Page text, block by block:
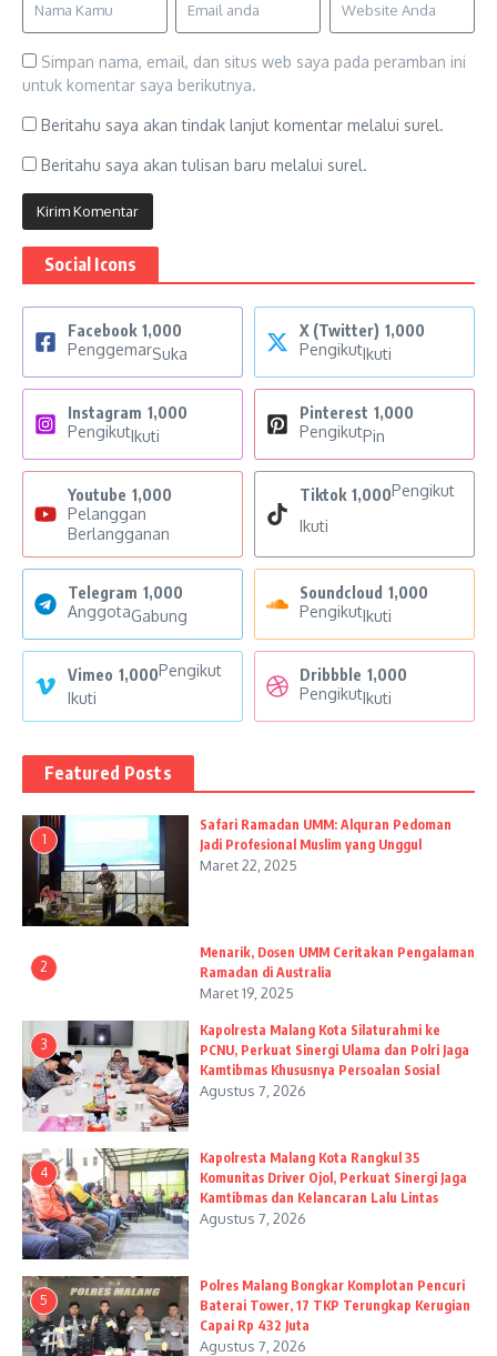
Simpan nama, email, dan situs web saya pada peramban ini
untuk komentar saya berikutnya.
Beritahu saya akan tindak lanjut komentar melalui surel.
Beritahu saya akan tulisan baru melalui surel.
Social Icons
Facebook 1,000
PenggemarSuka
X (Twitter) 1,000
PengikutIkuti
Instagram 1,000
PengikutIkuti
Pinterest 1,000
PengikutPin
Youtube 1,000
Pelanggan
Berlangganan
Tiktok 1,000Pengikut
Ikuti
Telegram 1,000
AnggotaGabung
Soundcloud 1,000
PengikutIkuti
Vimeo 1,000Pengikut
Ikuti
Dribbble 1,000
PengikutIkuti
Featured Posts
1
Safari Ramadan UMM: Alquran Pedoman
Jadi Profesional Muslim yang Unggul
Maret 22, 2025
2
Menarik, Dosen UMM Ceritakan Pengalaman
Ramadan di Australia
Maret 19, 2025
3
Kapolresta Malang Kota Silaturahmi ke
PCNU, Perkuat Sinergi Ulama dan Polri Jaga
Kamtibmas Khususnya Persoalan Sosial
Agustus 7, 2026
4
Kapolresta Malang Kota Rangkul 35
Komunitas Driver Ojol, Perkuat Sinergi Jaga
Kamtibmas dan Kelancaran Lalu Lintas
Agustus 7, 2026
5
Polres Malang Bongkar Komplotan Pencuri
Baterai Tower, 17 TKP Terungkap Kerugian
Capai Rp 432 Juta
Agustus 7, 2026